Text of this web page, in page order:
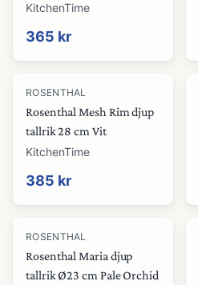
KitchenTime
365 kr
ROSENTHAL
Rosenthal Mesh Rim djup
tallrik 28 cm Vit
KitchenTime
385 kr
ROSENTHAL
Rosenthal Maria djup
tallrik Ø23 cm Pale Orchid